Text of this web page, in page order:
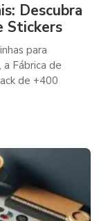
Descubra
Stickers
para
a Fábrica de
de +400